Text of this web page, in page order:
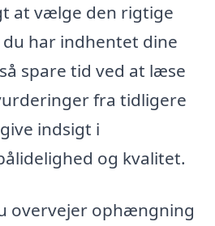
at vælge den rigtige
har indhentet dine
spare tid ved at læse
fra tidligere
indsigt i
og kvalitet.
overvejer ophængning